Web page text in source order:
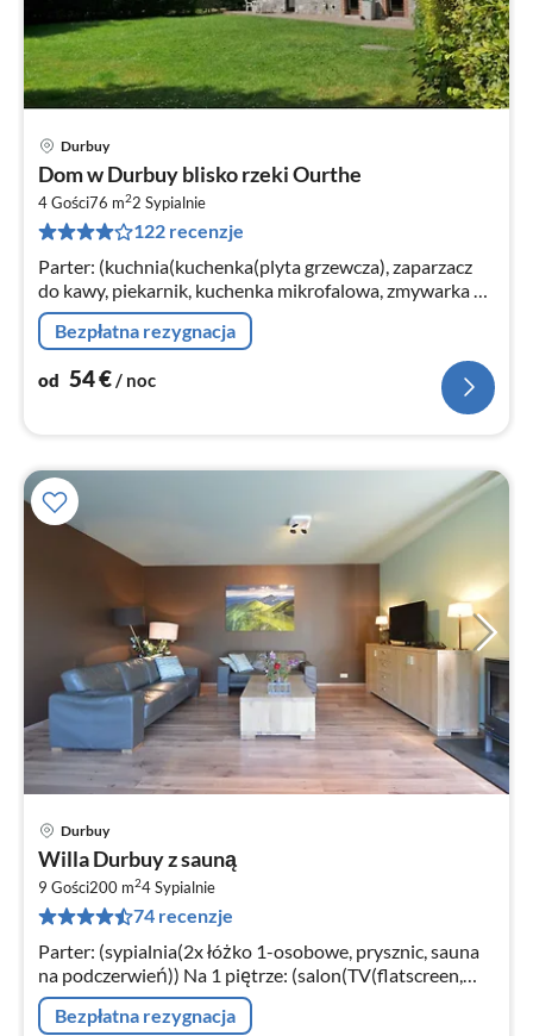
Durbuy
Dom w Durbuy blisko rzeki Ourthe
4 Gości76 m22 Sypialnie
122 recenzje
Parter: (kuchnia(kuchenka(plyta grzewcza), zaparzacz
do kawy, piekarnik, kuchenka mikrofalowa, zmywarka do
naczyń, lodówka), salon/jadalnia(TV(kablowka)
Bezpłatna rezygnacja
od 54€/ noc
Durbuy
Willa Durbuy z sauną
9 Gości200 m24Sypialnie
74 recenzje
Parter: (sypialnia(2x łóżko 1-osobowe, prysznic, sauna
na podczerwień)) Na 1 piętrze: (salon(TV(flatscreen,
Inteligentna TV, Miedzynarodowe kanały telewizyjne),
piec(drewno)
Bezpłatna rezygnacja